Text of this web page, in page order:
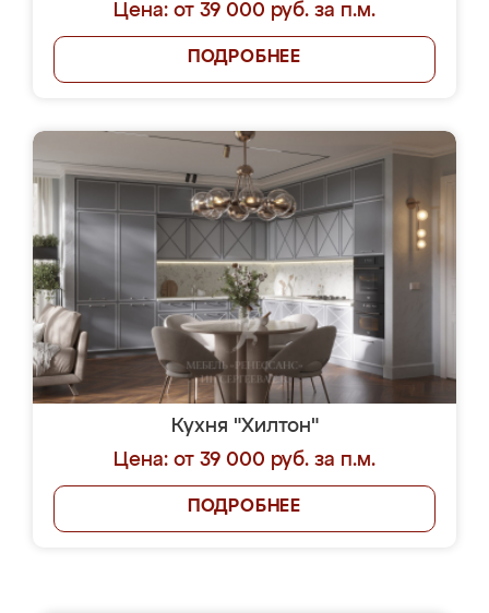
Цена: от 39 000 руб. за п.м.
ПОДРОБНЕЕ
Кухня "Хилтон"
Цена: от 39 000 руб. за п.м.
ПОДРОБНЕЕ